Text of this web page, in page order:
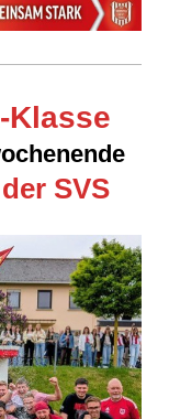
Klasse
SVS